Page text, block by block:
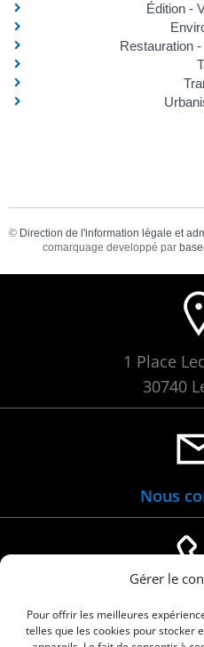
Gérer le
Pour offrir les meilleures
telles que les cookies pour stocker
Édition -
Restauration
© Direction de l'information légale et
comarquage developpé par
1 Place
30740
Nous
04 66